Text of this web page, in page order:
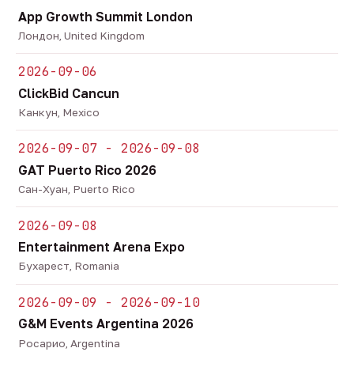
App Growth Summit London
Лондон, United Kingdom
2026-09-06
ClickBid Cancun
Канкун, Mexico
2026-09-07 - 2026-09-08
GAT Puerto Rico 2026
Сан-Хуан, Puerto Rico
2026-09-08
Entertainment Arena Expo
Бухарест, Romania
2026-09-09 - 2026-09-10
G&M Events Argentina 2026
Росарио, Argentina